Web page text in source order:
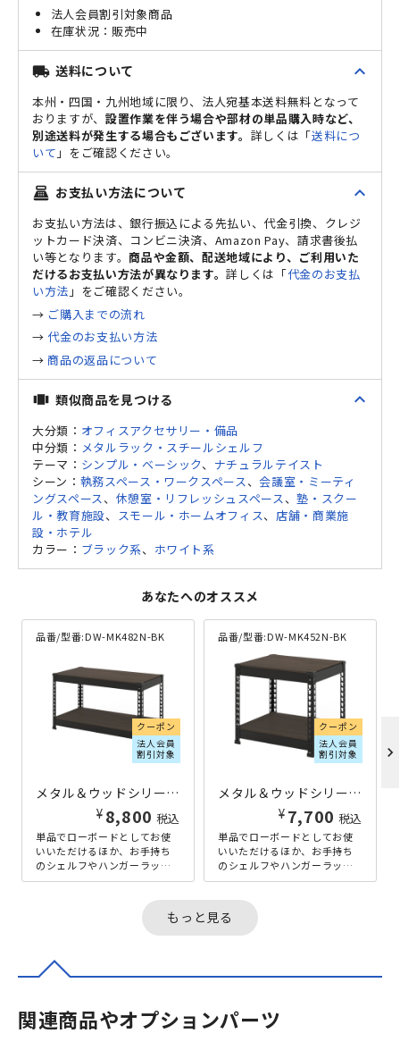
法人会員割引対象商品
販売中
local_shipping 送料について expand_less
本州・四国・九州地域に限り、法人宛基本送料無料となって
おりますが、 設置作業を伴う場合や部材の単品購入時など、
別途送料が発生する場合もございます。 詳しくは「送料につ
いて 」をご確認ください。
point_of_sale お支払い方法について expand_less
お支払い方法は、銀行振込による先払い、代金引換、クレジ
ットカード決済、コンビニ決済、Amazon Pay、請求書後払
い等となります。商品や金額、配送地域により、ご利用いた
だけるお支払い方法が異なります。詳しくは「代金のお支払
い方法 」をご確認ください。
→ ご購入までの流れ
→代金のお支払い方法
→ 商品の返品について
view_carousel 類似商品を見つける expand_less
大分類： オフィスアクセサリー・備品
中分類： メタルラック・スチールシェルフ
テーマ： シンプル・ベーシック、 ナチュラルテイスト
シーン： 執務スペース・ワークスペース 、会議室・ミーティ
ングスペース 、 休憩室・リフレッシュスペース 、塾・スクー
ル・教育施設、 スモール・ホームオフィス、 店舗・商業施
設・ホテル
カラー： ブラック系、 ホワイト系
あなたへのオススメ
品番/型番:DW-MK482N-BK
クーポン
法人会員
割引対象
メタル＆ウッドシリーズ専用追加2段セット W810×D410×H450 ブラック
¥ 8,800 税込
単品でローボードとしてお使
いいただけるほか、お手持ち
のシェルフやハンガーラック
に連結して、高さ2270mmの
品番/型番:DW-MK452N-BK
クーポン
法人会員
割引対象
メタル＆ウッドシリーズ専用追加2段セット W510×D410×H450 ブラック
¥ 7,700 税込
単品でローボードとしてお使
いいただけるほか、お手持ち
のシェルフやハンガーラック
に連結して、高さ2270mmの
510m...
chevron_right
もっと見る
関連商品やオプションパーツ